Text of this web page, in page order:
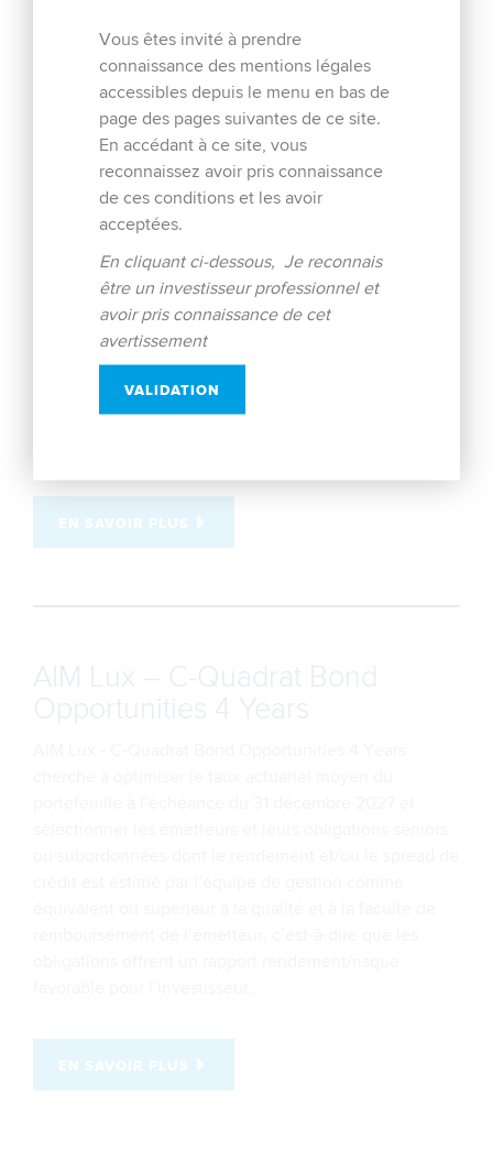
d’offrir sur un horizon de placement de cinq ans une
performance annualisée...
EN SAVOIR PLUS
Harmonis Réactif
Fonds de fonds flexible, Harmonis Réactif a pour
objectif de réaliser une performance nette de frais
supérieure à celle de l’indice composite 50% ICE BofA
Global Government Index hedged en euro + 50% MSCI
EN SAVOIR PLUS
EN SAVOIR PLUS
Vous êtes invité à prendre
connaissance des mentions légales
accessibles depuis le menu en bas de
page des pages suivantes de ce site.
En accédant à ce site, vous
reconnaissez avoir pris connaissance
de ces conditions et les avoir
acceptées.
En cliquant ci-dessous, Je reconnais
être un investisseur professionnel et
avoir pris connaissance de cet
avertissement
VALIDATION